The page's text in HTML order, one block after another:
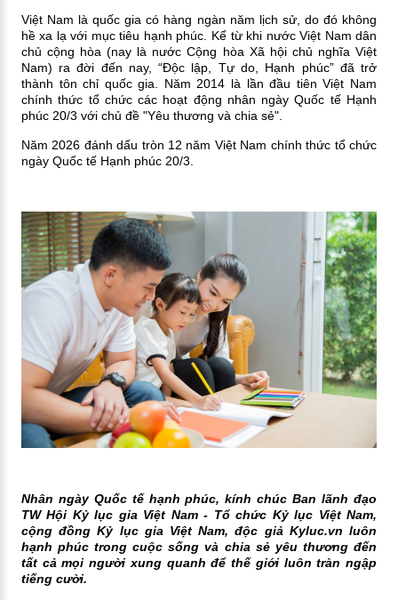
Việt Nam là quốc gia có hàng ngàn năm lịch sử, do đó không
hề xa lạ với mục tiêu hạnh phúc. Kể từ khi nước Việt Nam dân
chủ cộng hòa (nay là nước Cộng hòa Xã hội chủ nghĩa Việt
Nam) ra đời đến nay, “Độc lập, Tự do, Hạnh phúc” đã trở
thành tôn chỉ quốc gia. Năm 2014 là lần đầu tiên Việt Nam
chính thức tổ chức các hoạt động nhân ngày Quốc tế Hạnh
phúc 20/3 với chủ đề "Yêu thương và chia sẻ".
Năm 2026 đánh dấu tròn 12 năm Việt Nam chính thức tổ chức
ngày Quốc tế Hạnh phúc 20/3.
Nhân ngày Quốc tế hạnh phúc, kính chúc Ban lãnh đạo
TW Hội Kỷ lục gia Việt Nam - Tổ chức Kỷ lục Việt Nam,
cộng đồng Kỷ lục gia Việt Nam, độc giả Kyluc.vn luôn
hạnh phúc trong cuộc sống và chia sẻ yêu thương đến
tất cả mọi người xung quanh để thế giới luôn tràn ngập
tiếng cười.